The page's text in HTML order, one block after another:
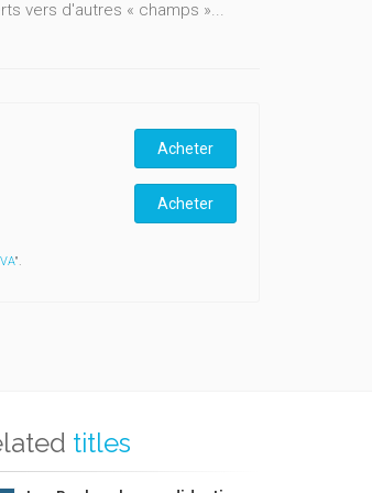
vers d'autres « champs »...
Acheter
Acheter
".
titles